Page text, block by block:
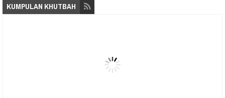
KUMPULAN KHUTBAH